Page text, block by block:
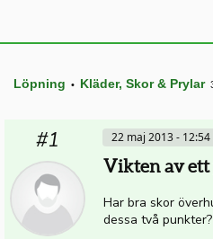
Löpning • Kläder, Skor & Prylar
#1 22 maj 2013 - 12:54
Vikten av ett
Har bra skor
dessa två